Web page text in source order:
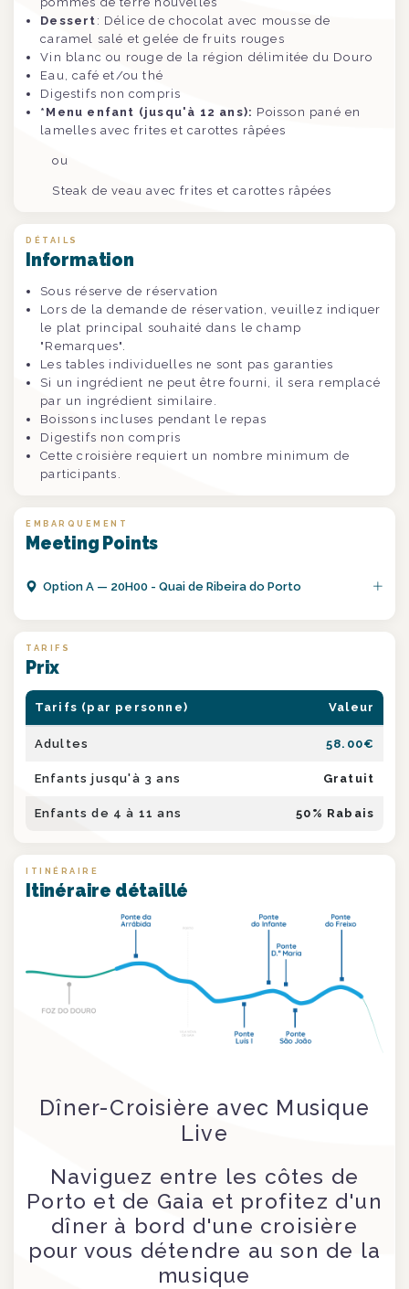
Dessert : Délice de chocolat avec mousse de
caramel salé et gelée de fruits rouges
Vin blanc ou rouge de la région délimitée du Douro
Eau, café et/ou thé
Digestifs non compris
*Menu enfant (jusqu'à 12 ans): Poisson pané en
lamelles avec frites et carottes râpées
ou
Steak de veau avec frites et carottes râpées
DÉTAILS
Information
Sous réserve de réservation
Lors de la demande de réservation, veuillez indiquer
le plat principal souhaité dans le champ
"Remarques".
Les tables individuelles ne sont pas garanties
Si un ingrédient ne peut être fourni, il sera remplacé
par un ingrédient similaire.
Boissons incluses pendant le repas
Digestifs non compris
Cette croisière requiert un nombre minimum de
participants.
EMBARQUEMENT
Meeting Points
OptionA — 20H00 - Quai de Ribeira do Porto
TARIFS
Prix
Tarifs (par personne) Valeur
Adultes 58.00€
Enfants jusqu'à 3 ans Gratuit
Enfants de 4 à 11 ans 50 % Rabais
ITINÉRAIRE
Itinéraire détaillé
Dîner-Croisière avec Musique
Live
Naviguez entre les côtes de
Porto et de Gaia et profitez d'un
dîner à bord d'une croisière
pour vous détendre au son de la
musique